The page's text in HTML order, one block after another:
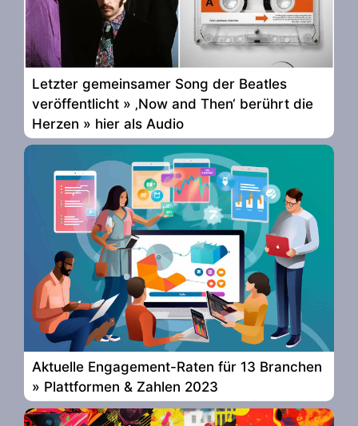
Letzter gemeinsamer Song der Beatles
veröffentlicht » ‚Now and Then‘ berührt die
Herzen » hier als Audio
Aktuelle Engagement-Raten für 13 Branchen
» Plattformen & Zahlen 2023